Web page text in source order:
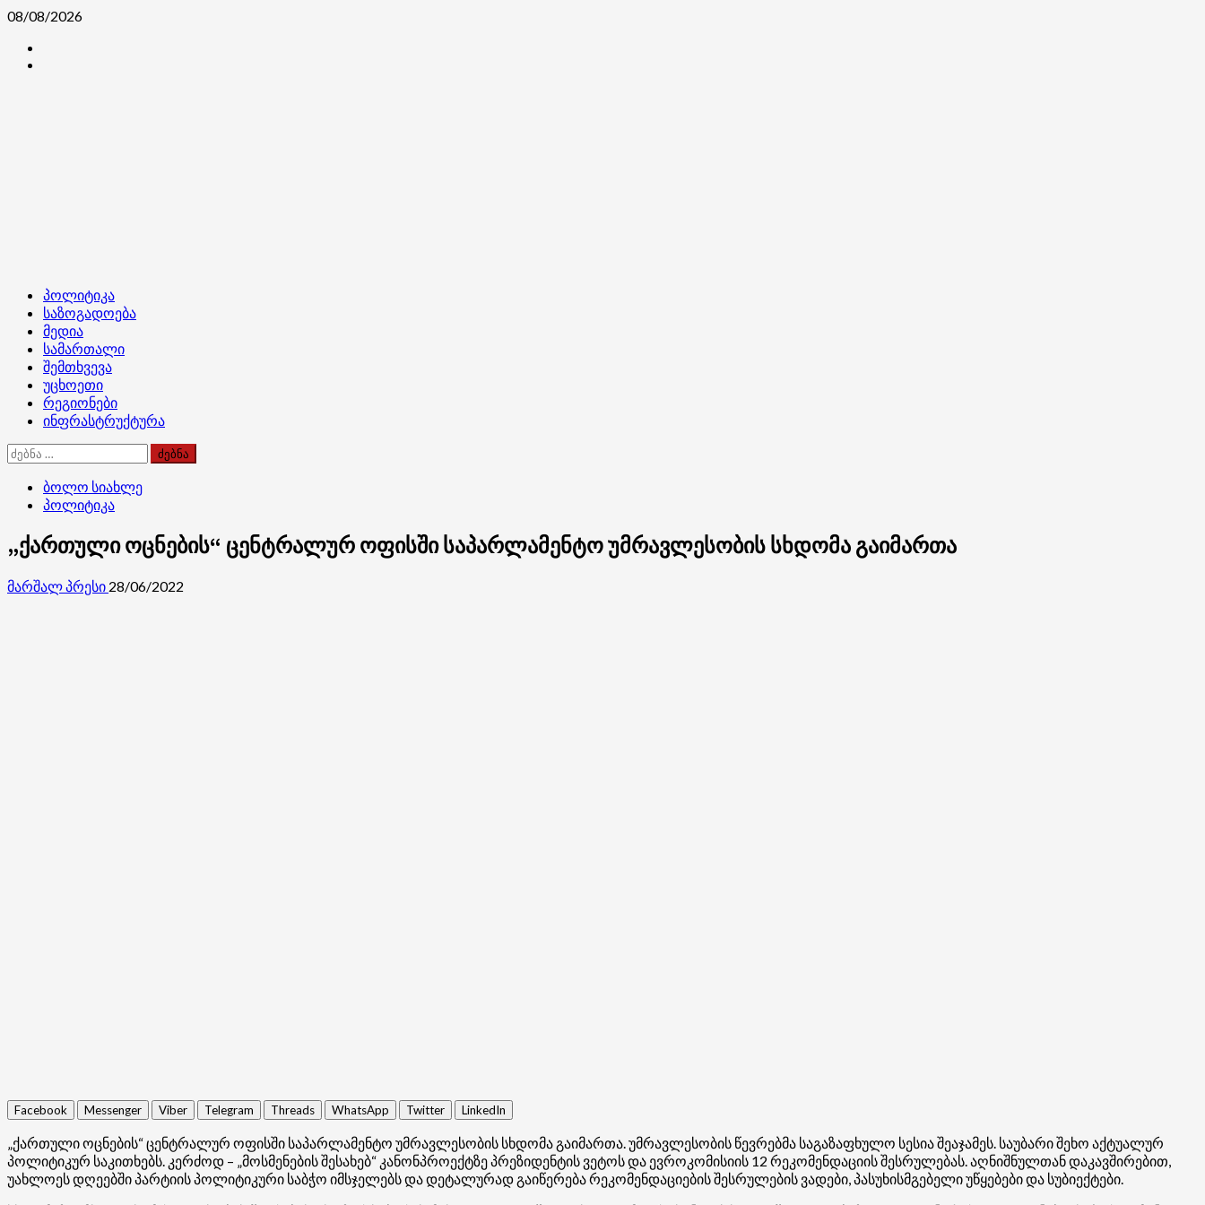
Skip
content
08/08/2026
Primary
Menu
პოლიტიკა
საზოგადოება
მედია
სამართალი
შემთხვევა
უცხოეთი
რეგიონები
ინფრასტრუქტურა
ძებნა:
ბოლო სიახლე
პოლიტიკა
„ქართული ოცნების“ ცენტრალურ ოფისში საპარლამენტო უმრავლესობის სხდომა გაიმართა
მარშალ პრესი 28/06/2022
Facebook Messenger Viber Telegram Threads WhatsApp Twitter LinkedIn
„ქართული ოცნების“ ცენტრალურ ოფისში საპარლამენტო უმრავლესობის სხდომა გაიმართა. უმრავლესობის წევრებმა საგაზაფხულო სესია შეაჯამეს. საუბარი შეხო აქტუალურ
პოლიტიკურ საკითხებს. კერძოდ – „მოსმენების შესახებ“ კანონპროექტზე პრეზიდენტის ვეტოს და ევროკომისიის 12 რეკომენდაციის შესრულებას. აღნიშნულთან დაკავშირებით,
უახლოეს დღეებში პარტიის პოლიტიკური საბჭო იმსჯელებს და დეტალურად გაიწერება რეკომენდაციების შესრულების ვადები, პასუხისმგებელი უწყებები და სუბიექტები.